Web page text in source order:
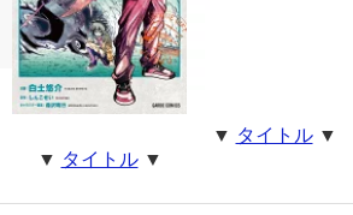
▼ タイトル▼
▼ タイトル▼